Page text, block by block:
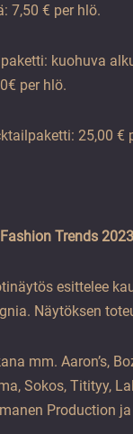
7,50 € per hlö.
kuohuva
per hlö.
25,00 €
Trends 2023
esittelee
Näytöksen
mm. Aaron’s,
Sokos, Titityy,
Production